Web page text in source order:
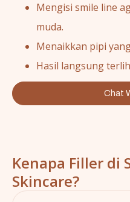
Mengisi smile line
muda.
Menaikkan pipi
Hasil langsung
Chat
Kenapa Filler di
Skincare?